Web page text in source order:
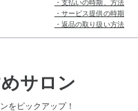
・支払いの時期、方法
・サービス提供の時期
・返品の取り扱い方法
サロン
をピックアップ！